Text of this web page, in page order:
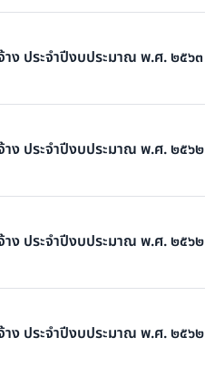
ง ประจำปีงบประมาณ พ.ศ. ๒๕๖๓
ง ประจำปีงบประมาณ พ.ศ. ๒๕๖๒
ง ประจำปีงบประมาณ พ.ศ. ๒๕๖๒
ง ประจำปีงบประมาณ พ.ศ. ๒๕๖๒